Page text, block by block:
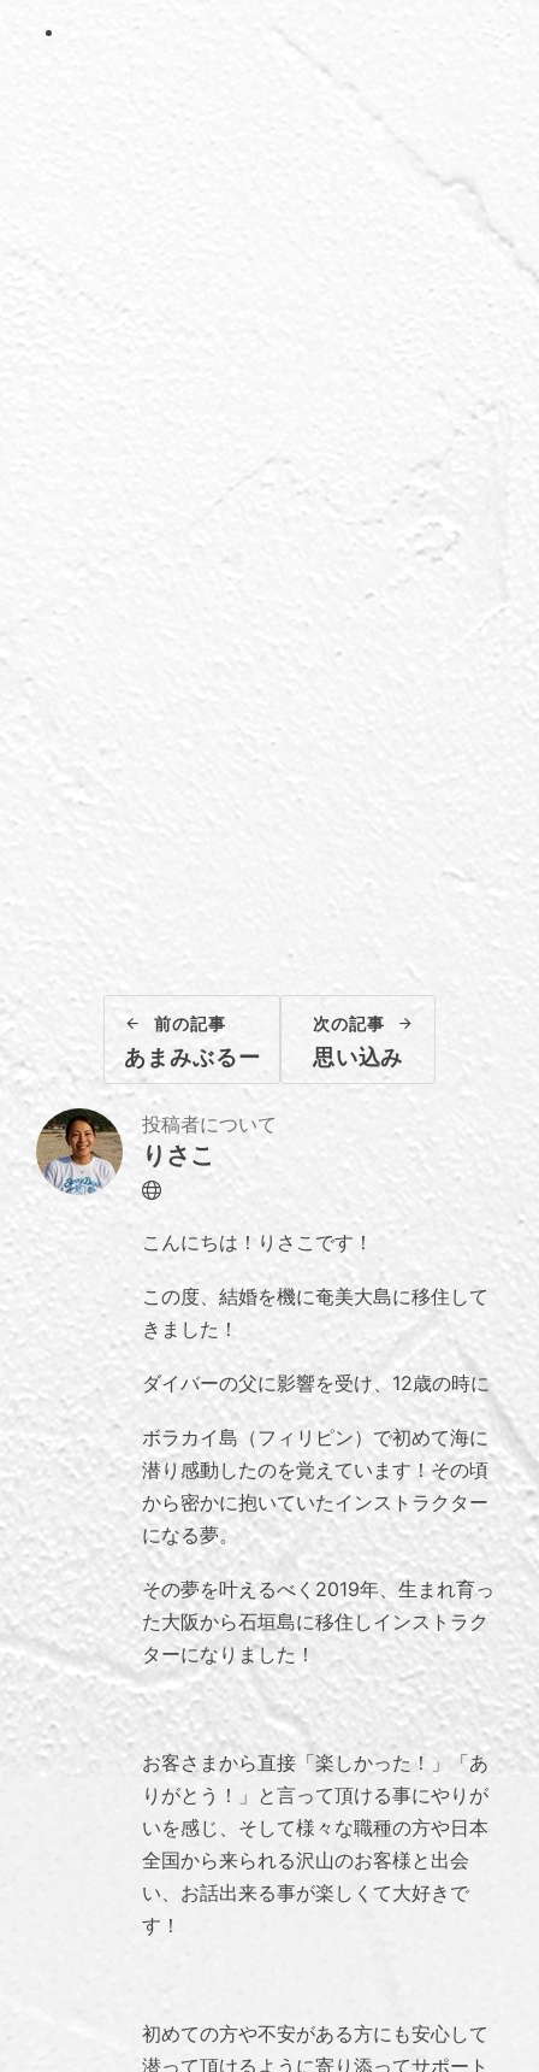
前の記事
あまみぶるー
次の記事
思い込み
投稿者について
りさこ
Website
こんにちは！りさこです！
この度、結婚を機に奄美大島に移住して
きました！
ダイバーの父に影響を受け、12歳の時に
ボラカイ島（フィリピン）で初めて海に
潜り感動したのを覚えています！その頃
から密かに抱いていたインストラクター
になる夢。
その夢を叶えるべく2019年、生まれ育っ
た大阪から石垣島に移住しインストラク
ターになりました！
お客さまから直接「楽しかった！」「あ
りがとう！」と言って頂ける事にやりが
いを感じ、そして様々な職種の方や日本
全国から来られる沢山のお客様と出会
い、お話出来る事が楽しくて大好きで
す！
初めての方や不安がある方にも安心して
潜って頂けるように寄り添ってサポート